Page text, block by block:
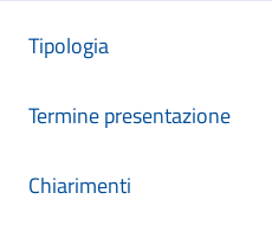
Tipologia
Termine presentazione
Chiarimenti